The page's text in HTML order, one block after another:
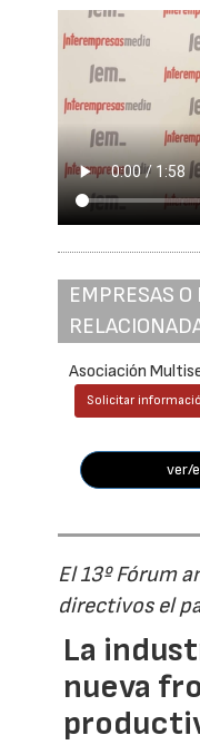
EMPRESAS
Asociación
Solicitar
ver/
El 13º Fórum
directivos el
La
nueva